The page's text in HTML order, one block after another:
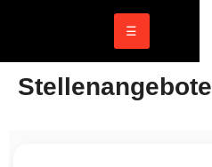
☰
Stellenangebote